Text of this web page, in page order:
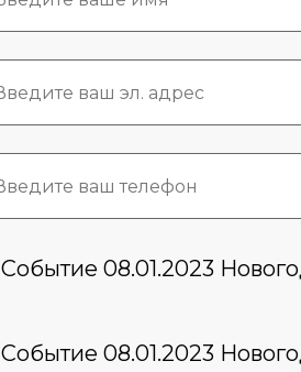
Событие 08.01.2023
Событие 08.01.2023